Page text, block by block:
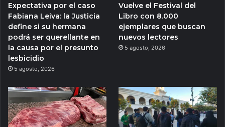
Expectativa por el caso
Fabiana Leiva: la Justicia
define si su hermana
podrá ser querellante en
la causa por el presunto
lesbicidio
5 agosto, 2026
Vuelve el Festival del
Libro con 8.000
ejemplares que buscan
nuevos lectores
5 agosto, 2026